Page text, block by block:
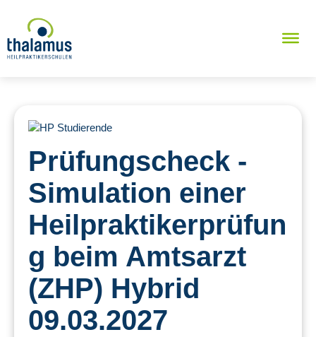
Prüfungscheck -
Simulation einer
Heilpraktikerprüfun
g beim Amtsarzt
(ZHP) Hybrid
09.03.2027